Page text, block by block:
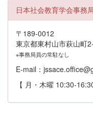
日本社会教育学会事務
〒189-0012
東京都東村山市萩山町
※事務局員の常駐なし
E-mail：
【 月・木曜 10:30-